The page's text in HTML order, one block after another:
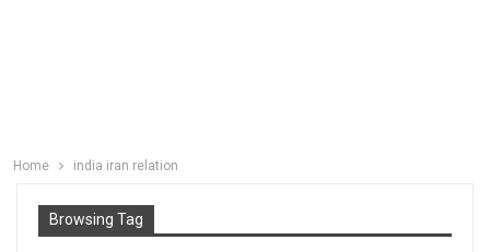
Home india iran relation
Browsing Tag